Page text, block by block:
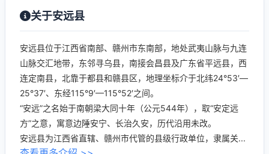
关于安远县
安远县位于江西省南部、赣州市东南部，地处武夷山脉与九连
山脉交汇地带，东邻寻乌县，南接会昌县及广东省平远县，西
连定南县，北靠于都县和赣县区，地理坐标介于北纬24°53′—
25°37′、东经115°9′—115°52′之间。
“安远”之名始于南朝梁大同十年（公元544年），取“安定远
方”之意，寓意边陲安宁、长治久安，历代沿用未改。
安远县为江西省直辖、赣州市代管的县级行政单位，隶属关...